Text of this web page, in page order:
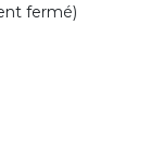
fermé)